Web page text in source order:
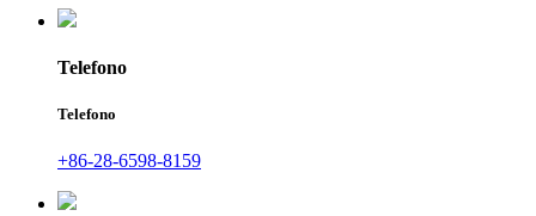
Telefono
Telefono
+86-28-6598-8159